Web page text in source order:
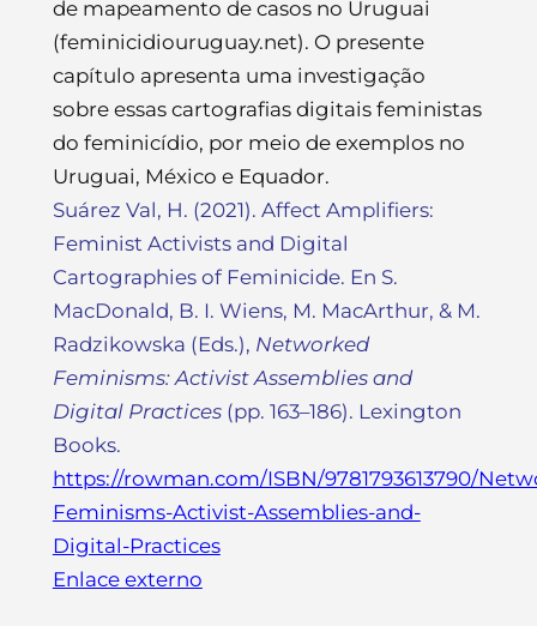
de mapeamento de casos no Uruguai
(feminicidiouruguay.net). O presente
capítulo apresenta uma investigação
sobre essas cartografias digitais feministas
do feminicídio, por meio de exemplos no
Uruguai, México e Equador.
Suárez Val, H. (2021). Affect Amplifiers:
Feminist Activists and Digital
Cartographies of Feminicide. En S.
MacDonald, B. I. Wiens, M. MacArthur, & M.
Radzikowska (Eds.), Networked
Feminisms: Activist Assemblies and
Digital Practices(pp. 163–186). Lexington
Books.
https://rowman.com/ISBN/9781793613790/
Feminisms-Activist-Assemblies-and-
Digital-Practices
Enlace externo